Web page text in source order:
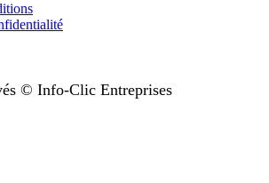
© Info-Clic Entreprises